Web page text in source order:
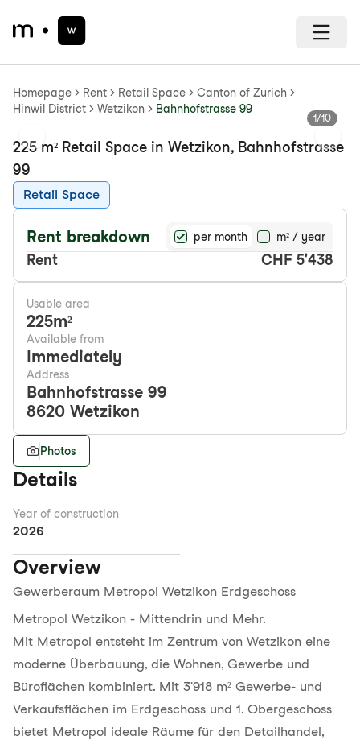
Homepage Rent Retail Space
Canton of Zurich
Hinwil District
Wetzikon Bahnhofstrasse 99
Previous slide Next
1/10
225 m² Retail Space in Wetzikon, Bahnhofstrasse
99
Retail Space
Rent breakdown per month m² / year
Rent CHF 5'438
Usable area
225m²
Available from
Immediately
Address
Bahnhofstrasse 99
8620 Wetzikon
Photos
Details
Year of construction
2026
Overview
Gewerberaum Metropol Wetzikon Erdgeschoss
Metropol Wetzikon - Mittendrin und Mehr.
Mit Metropol entsteht im Zentrum von Wetzikon eine
moderne Überbauung, die Wohnen, Gewerbe und
Büroflächen kombiniert. Mit 3'918 m² Gewerbe- und
Verkaufsflächen im Erdgeschoss und 1. Obergeschoss
bietet Metropol ideale Räume für den Detailhandel,